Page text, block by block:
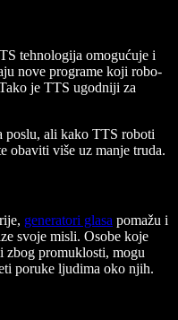
tehnologija omogućuje i
nove programe koji robo-
je TTS ugodniji za
poslu, ali kako TTS roboti
obaviti više uz manje truda.
generatori glasa pomažu i
svoje misli. Osobe koje
zbog promuklosti, mogu
poruke ljudima oko njih.